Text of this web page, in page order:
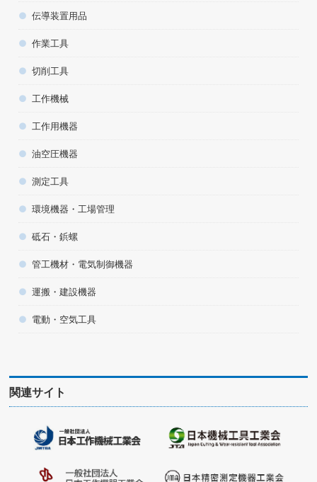
伝導装置用品
作業工具
切削工具
工作機械
工作用機器
油空圧機器
測定工具
環境機器・工場管理
砥石・鋲螺
管工機材・電気制御機器
運搬・建設機器
電動・空気工具
関連サイト